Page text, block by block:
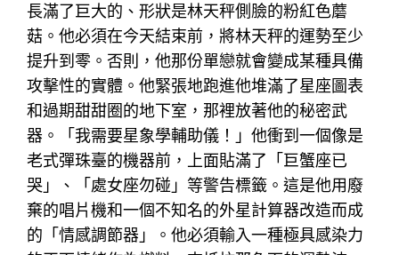
長滿了巨大的、形狀是林天秤側臉的粉紅色蘑
菇。他必須在今天結束前，將林天秤的運勢至少
提升到零。否則，他那份單戀就會變成某種具備
攻擊性的實體。他緊張地跑進他堆滿了星座圖表
和過期甜甜圈的地下室，那裡放著他的秘密武
器。「我需要星象學輔助儀！」他衝到一個像是
老式彈珠臺的機器前，上面貼滿了「巨蟹座已
哭」、「處女座勿碰」等警告標籤。這是他用廢
棄的唱片機和一個不知名的外星計算器改造而成
的「情感調節器」。他必須輸入一種極具感染力